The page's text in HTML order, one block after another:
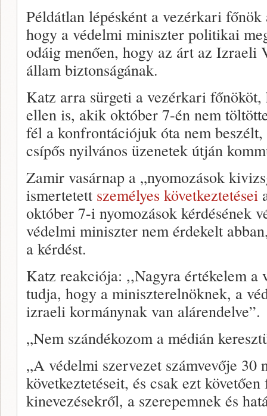
Példátlan lépésként a vezérkari
hogy a védelmi miniszter politikai
odáig menően, hogy az árt az Izraeli
állam biztonságának.
Katz arra sürgeti a vezérkari főnököt,
ellen is, akik október 7-én nem
fél a konfrontációjuk óta nem
csípős nyilvános üzenetek útján
Zamir vasárnap a „nyomozások
ismertetett személyes következtetései
október 7-i nyomozások kérdésének
védelmi miniszter nem érdekelt
a kérdést.
Katz reakciója: ,,Nagyra értékelem
tudja, hogy a miniszterelnöknek, a
izraeli kormánynak van alárendelve”.
„Nem szándékozom a médián
„A védelmi szervezet számvevője 30
következtetéseit, és csak ezt
kinevezésekről, a szerepemnek és